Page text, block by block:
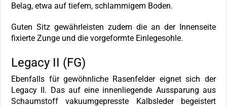
Belag, etwa auf tiefem, schlammigem Boden.
Guten Sitz gewährleisten zudem die an der Innenseite
fixierte Zunge und die vorgeformte Einlegesohle.
Legacy II (FG)
Ebenfalls für gewöhnliche Rasenfelder eignet sich der
Legacy II. Das auf eine innenliegende Aussparung aus
Schaumstoff vakuumgepresste Kalbsleder begeistert